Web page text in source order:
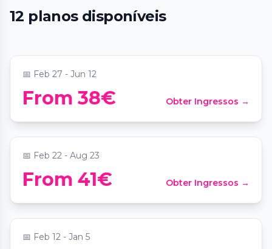
12 planos disponíveis
Candlelight: Queen vs. ABBA
📅 Feb 27 - Jun 12
From 38€ Obter Ingressos →
Candlelight: Ed Sheeran meets Coldplay
📍Palais Coburg
📅 Feb 22 - Aug 23
From 41€ Obter Ingressos →
historic Strauss Hall 1837
📍House of Strauss
📅 Feb 12 - Jan 5